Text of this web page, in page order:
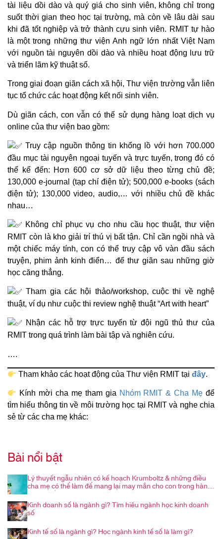
tài liệu dồi dào và quý giá cho sinh viên, không chỉ trong
suốt thời gian theo học tại trường, mà còn về lâu dài sau
khi đã tốt nghiệp và trở thành cựu sinh viên. RMIT tự hào
là một trong những thư viện Anh ngữ lớn nhất Việt Nam
với nguồn tài nguyên dồi dào và nhiều hoạt động lưu trữ
và triển lãm kỹ thuật số.
Trong giai đoạn giãn cách xã hội, Thư viện trường vẫn liên
tục tổ chức các hoạt động kết nối sinh viên.
Dù giãn cách, con vẫn có thể sử dụng hàng loạt dịch vụ
online của thư viện bao gồm:
Truy cập nguồn thông tin khổng lồ với hơn 700.000
đầu mục tài nguyên ngoại tuyến và trực tuyến, trong đó có
thể kể đến: Hơn 600 cơ sở dữ liệu theo từng chủ đề;
130,000 e-journal (tạp chí điện tử); 500,000 e-books (sách
điện tử); 130,000 video, audio,… với nhiều chủ đề khác
nhau…
Không chỉ phục vụ cho nhu cầu học thuật, thư viện
RMIT còn là kho giải trí thú vị bất tận. Chỉ cần ngồi nhà và
một chiếc máy tính, con có thể truy cập vô vàn đầu sách
truyện, phim ảnh kinh điển… để thư giãn sau những giờ
học căng thẳng.
Tham gia các hội thảo/workshop, cuộc thi về nghệ
thuật, ví dụ như cuộc thi review nghệ thuật “Art with heart”
Nhận các hỗ trợ trực tuyến từ đội ngũ thủ thư của
RMIT trong quá trình làm bài tập và nghiên cứu.
….
Tham khảo các hoạt động của Thư viện RMIT tạiđây.
Kính mời cha mẹ tham gia Nhóm RMIT & Cha Mẹ để
tìm hiểu thông tin về môi trường học tại RMIT và nghe chia
sẻ từ các cha mẹ khác:
Bài nổi bật
Lý thuyết ngẫu nhiên có kế hoạch Krumboltz & những điều
cha mẹ có thể làm để mang lại may mắn cho con trong hành
trình nghề nghiệp
Kinh doanh số là ngành gì? Tìm hiểu ngành học kinh doanh
số
Kinh tế số là ngành gì? Học ngành kinh tế số là làm gì?